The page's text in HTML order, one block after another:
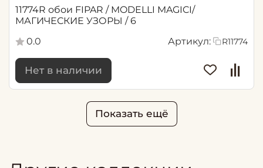
11774R обои FIPAR / MODELLI MAGICI/
МАГИЧЕСКИЕ УЗОРЫ / 6
0.0
Артикул: R11774
Нет в наличии
Показать ещё